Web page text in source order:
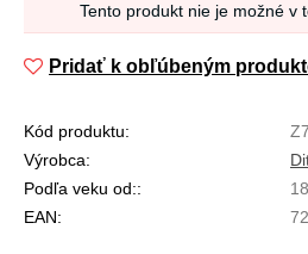
Tento produkt nie je možné v
Pridať k obľúbeným
Kód produktu:
Výrobca:
Podľa veku od::
EAN: